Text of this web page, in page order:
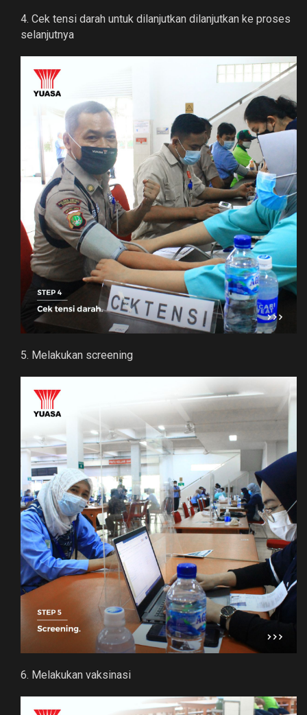
4. Cek tensi darah untuk dilanjutkan dilanjutkan ke proses
selanjutnya
5. Melakukan screening
6. Melakukan vaksinasi